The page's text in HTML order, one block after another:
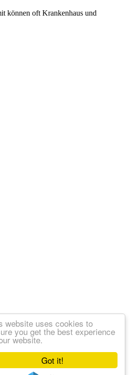
Got it!
website uses cookies to
you get the best experience
website.
können oft Krankenhaus und